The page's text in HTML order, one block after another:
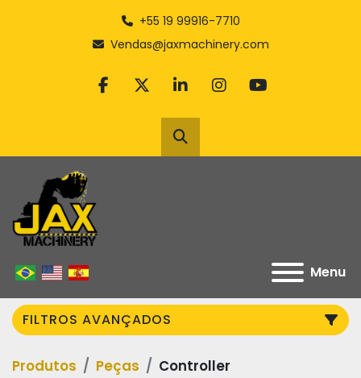
+55 19 99916-7710
Vendas@jaxmachinery.com
facebook
twitterlinkedininstagram
youtube
Pesquisar
Menu
FILTROS AVANÇADOS
Categoria
Produtos Peças Controller